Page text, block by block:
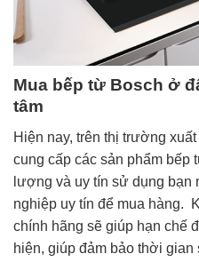
Mua bếp từ Bosch ở
tâm
Hiện nay, trên thị trường
cung cấp các sản phẩm bếp
lượng và uy tín sử dụng bạn
nghiệp uy tín để mua hàng.
chính hãng sẽ giúp hạn chế
hiện, giúp đảm bảo thời gian